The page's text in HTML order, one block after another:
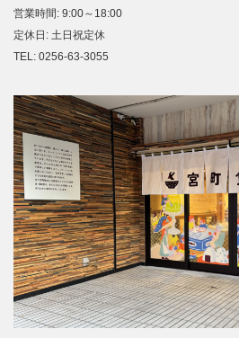
営業時間: 9:00～18:00
定休日: 土日祝定休
TEL: 0256-63-3055